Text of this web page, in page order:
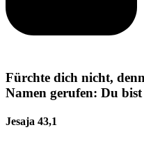
Fürchte dich nicht,
Namen gerufen: Du
Jesaja 43,1